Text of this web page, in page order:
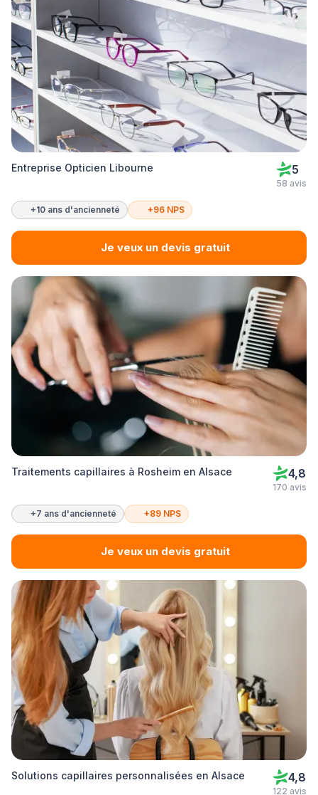
Entreprise Opticien Libourne 5
58 avis
+10 ans d'ancienneté +96 NPS
Je veux un devis gratuit
Traitements capillaires à Rosheim en Alsace 4,8
170 avis
+7 ans d'ancienneté +89 NPS
Je veux un devis gratuit
Solutions capillaires personnalisées en Alsace 4,8
122 avis